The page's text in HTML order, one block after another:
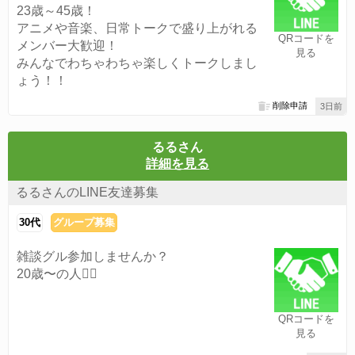
QRコードを
見る
23歳～45歳！
アニメや音楽、日常トークで盛り上がれる
メンバー大歓迎！
みんなでわちゃわちゃ楽しくトークしまし
ょう！！
3日前
削除申請
るるさん
詳細を見る
るるさんのLINE友達募集
30代 グループ募集
QRコードを
見る
雑談グル参加しませんか？
20歳〜の人🙆‍♀️